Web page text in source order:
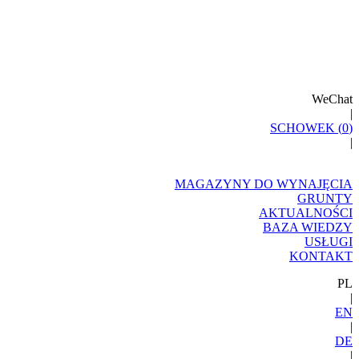
WeChat
|
SCHOWEK (0)
|
MAGAZYNY DO WYNAJĘCIA
GRUNTY
AKTUALNOŚCI
BAZA WIEDZY
USŁUGI
KONTAKT
PL
|
EN
|
DE
|